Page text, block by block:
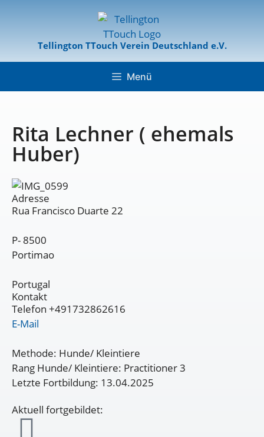
Tellington TTouch Verein Deutschland e.V.
Menü
Rita Lechner ( ehemals
Huber)
Adresse
Rua Francisco Duarte 22
P- 8500
Portimao
Portugal
Kontakt
Telefon +491732862616
E-Mail
Methode: Hunde/ Kleintiere
Rang Hunde/ Kleintiere: Practitioner 3
Letzte Fortbildung: 13.04.2025
Aktuell fortgebildet: